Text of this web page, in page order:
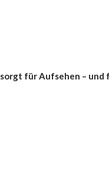
für Aufsehen – und